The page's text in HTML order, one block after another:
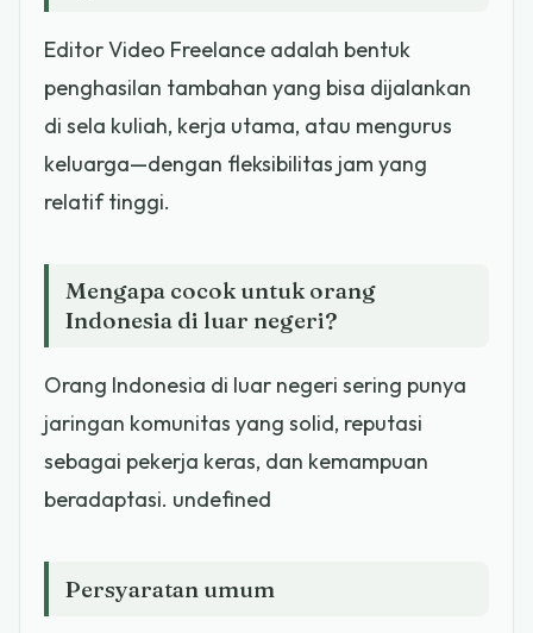
Editor Video Freelance adalah bentuk
penghasilan tambahan yang bisa dijalankan
di sela kuliah, kerja utama, atau mengurus
keluarga—dengan fleksibilitas jam yang
relatif tinggi.
Mengapa cocok untuk orang
Indonesia di luar negeri?
Orang Indonesia di luar negeri sering punya
jaringan komunitas yang solid, reputasi
sebagai pekerja keras, dan kemampuan
beradaptasi. undefined
Persyaratan umum